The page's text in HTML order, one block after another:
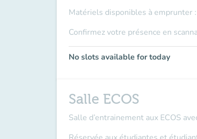
Matériels disponibles à emprunter
Confirmez votre présence en
No slots available for today
Salle ECOS
Salle d’entrainement aux ECOS